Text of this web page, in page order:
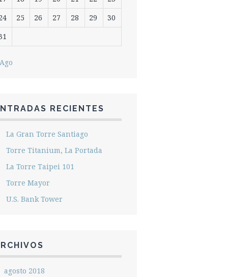
25 26 27 28 29
30
RECIENTES
La Gran Torre Santiago
Torre Titanium, La Portada
La Torre Taipei 101
Torre Mayor
U.S. Bank Tower
agosto 2018